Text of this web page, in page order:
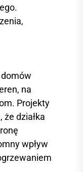
na
Projekty
że działka
wpływ